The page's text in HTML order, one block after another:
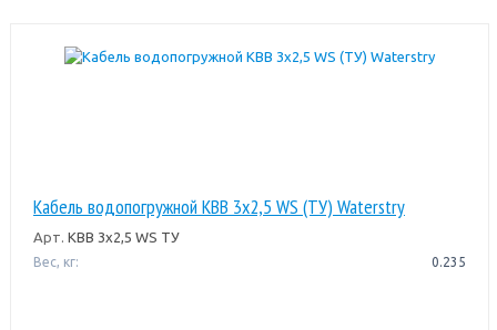
Кабель водопогружной КВВ 3х2,5 WS (ТУ) Waterstry
Арт. КВВ 3х2,5 WS ТУ
Вес, кг: 0.235